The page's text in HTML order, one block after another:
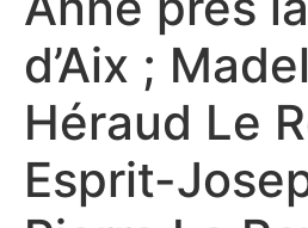
d’Aix ;
Héraud Le
Esprit-